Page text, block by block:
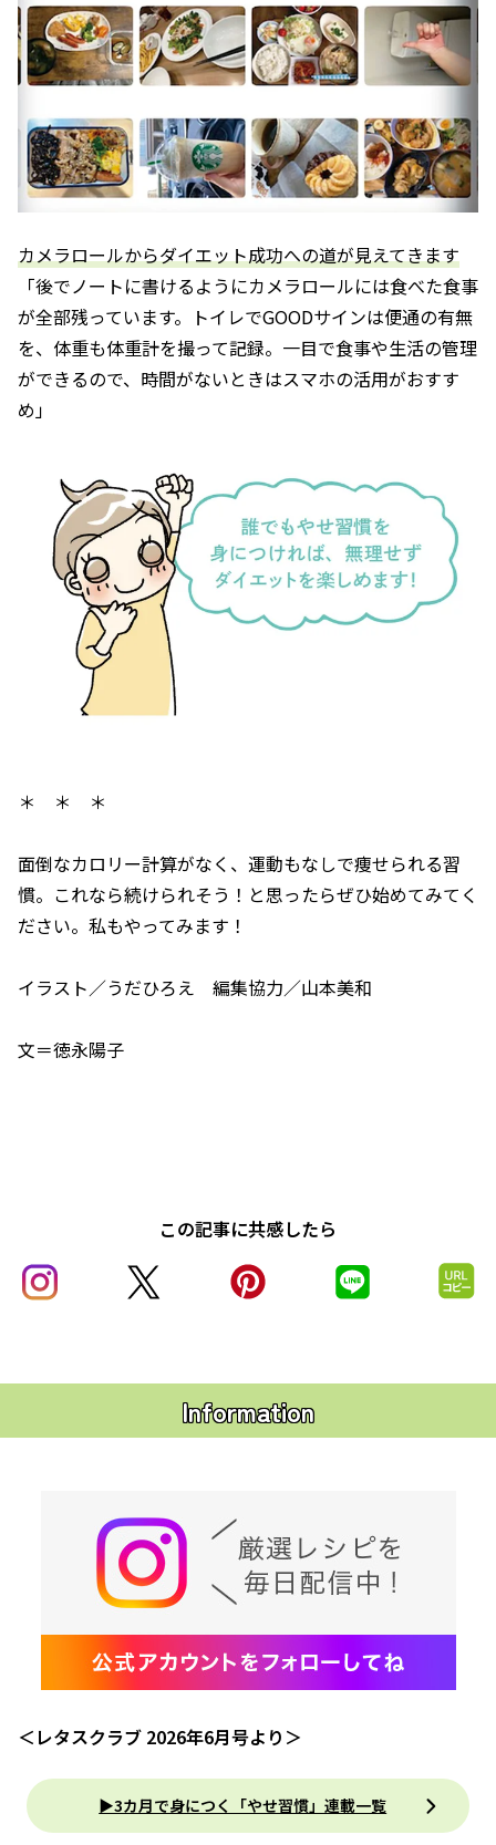
カメラロールからダイエット成功への道が見えてきます
「後でノートに書けるようにカメラロールには食べた食事
が全部残っています。トイレでGOODサインは便通の有無
を、体重も体重計を撮って記録。一目で食事や生活の管理
ができるので、時間がないときはスマホの活用がおすす
め」
＊ ＊ ＊
面倒なカロリー計算がなく、運動もなしで痩せられる習
慣。これなら続けられそう！と思ったらぜひ始めてみてく
ださい。私もやってみます！
イラスト／うだひろえ 編集協力／山本美和
文＝徳永陽子
この記事に共感したら
Information
＜レタスクラブ 2026年6月号より＞
▶3カ月で身につく「やせ習慣」連載一覧